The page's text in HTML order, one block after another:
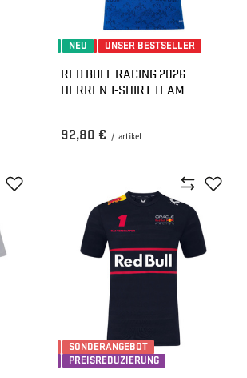
NEU UNSER BESTSELLER
RED BULL RACING 2026
HERREN T-SHIRT TEAM
92,80 € / artikel
SONDERANGEBOT
PREISREDUZIERUNG